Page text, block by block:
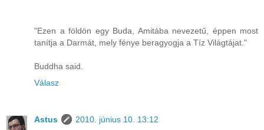
"Ezen a földön egy Buda, Amitába nevezetű, éppen most
tanítja a Darmát, mely fénye beragyogja a Tíz Világtájat."
Buddha said.
Válasz
Astus
2010. június 10. 13:12